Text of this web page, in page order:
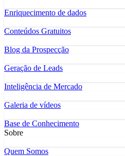
Enriquecimento de dados
Conteúdos Gratuitos
Blog da Prospecção
Geração de Leads
Inteligência de Mercado
Galeria de vídeos
Base de Conhecimento
Sobre
Quem Somos